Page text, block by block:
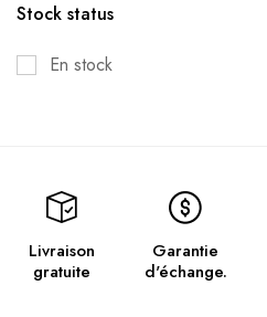
Stock status
En stock
Livraison
gratuite
Garantie
d'échange.